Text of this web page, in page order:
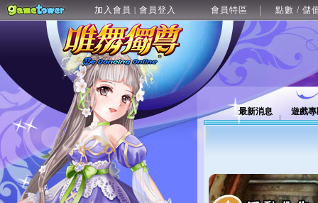
加入會員 | 會員登入 會員特區 點數 / 儲
最新消息 遊戲